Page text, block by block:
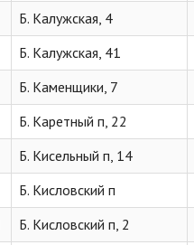
Б. Калужская, 4
Б. Калужская, 41
Б. Каменщики, 7
Б. Каретный п, 22
Б. Кисельный п, 14
Б. Кисловский п
Б. Кисловский п, 2